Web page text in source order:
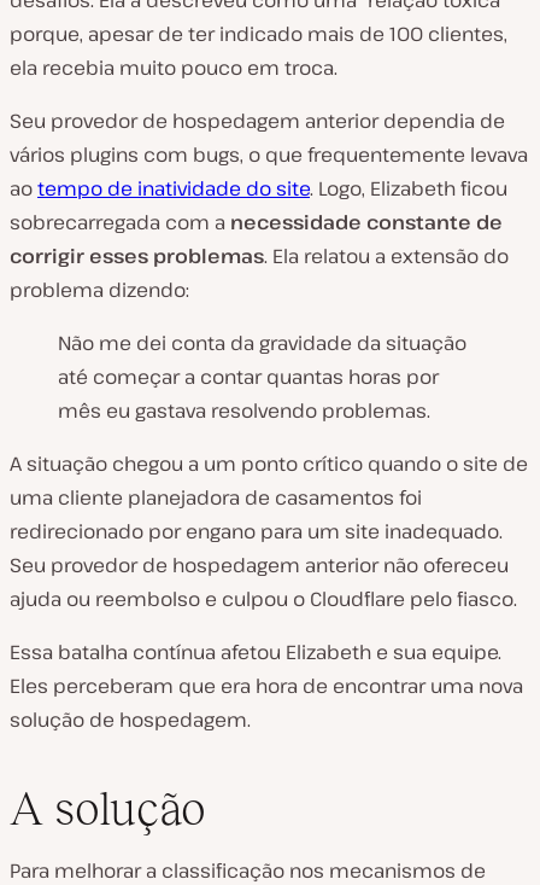
porque, apesar de ter indicado mais de 100 clientes,
ela recebia muito pouco em troca.
Seu provedor de hospedagem anterior dependia de
vários plugins com bugs, o que frequentemente levava
aotempo de inatividade do site. Logo, Elizabeth ficou
sobrecarregada com a necessidade constante de
corrigir esses problemas. Ela relatou a extensão do
problema dizendo:
Não me dei conta da gravidade da situação
até começar a contar quantas horas por
mês eu gastava resolvendo problemas.
A situação chegou a um ponto crítico quando o site de
uma cliente planejadora de casamentos foi
redirecionado por engano para um site inadequado.
Seu provedor de hospedagem anterior não ofereceu
ajuda ou reembolso e culpou o Cloudflare pelo fiasco.
Essa batalha contínua afetou Elizabeth e sua equipe.
Eles perceberam que era hora de encontrar uma nova
solução de hospedagem.
A solução
Para melhorar a classificação nos mecanismos de